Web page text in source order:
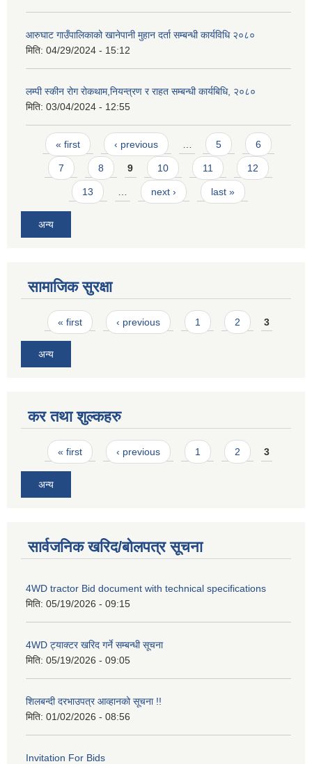
आरुघाट गाउँपालिकाको खानेपानी मुहान दर्ता सम्बन्धी कार्यविधि २०८०
मिति: 04/29/2024 - 15:12
लम्पी स्कीन रोग रोकथाम,नियन्त्रण र राहत सम्बन्धी कार्यबिधि, २०८०
मिति: 03/04/2024 - 12:55
Pages
« first ‹ previous … 5 6
7 8 9 10 11 12
13 … next › last »
अन्य
सामाजिक सुरक्षा
Pages
« first ‹ previous 1 2 3
अन्य
कर तथा शुल्कहरु
Pages
« first ‹ previous 1 2 3
अन्य
सार्वजनिक खरिद/बोलपत्र सूचना
4WD tractor Bid document with technical specifications
मिति: 05/19/2026 - 09:15
4WD ट्याक्टर खरिद गर्ने सम्बन्धी सूचना
मिति: 05/19/2026 - 09:05
शिलबन्दी दरभाउपत्र आव्हानको सूचना !!
मिति: 01/02/2026 - 08:56
Invitation For Bids